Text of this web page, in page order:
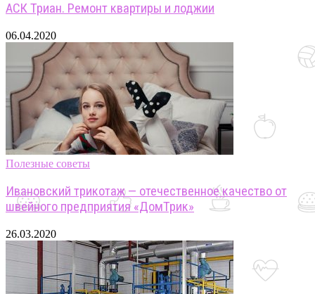
АСК Триан. Ремонт квартиры и лоджии
06.04.2020
Полезные советы
Ивановский трикотаж — отечественное качество от
швейного предприятия «ДомТрик»
26.03.2020